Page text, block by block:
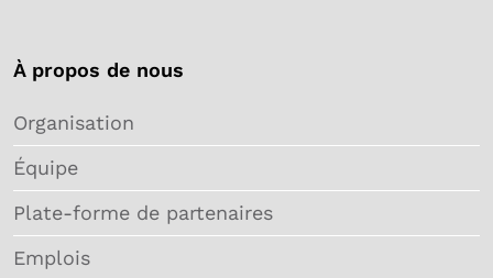
À propos de nous
Organisation
Équipe
Plate-forme de partenaires
Emplois